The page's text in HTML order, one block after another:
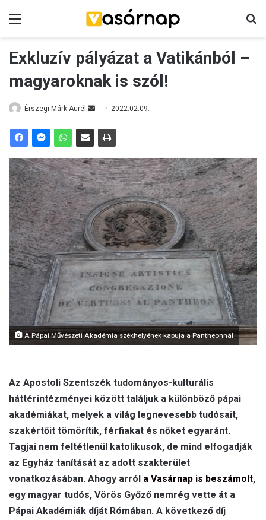
Exkluzív pályázat a Vatikánból –
magyaroknak is szól!
Érszegi Márk Aurél
a
n
e
m
a
l
2022.02.09.
A Pápai Művészeti Akadémia székhelyének kapuja a Pantheonnál
Az Apostoli Szentszék tudományos-kulturális
háttérintézményei között találjuk a különböző pápai
akadémiákat, melyek a világ legnevesebb tudósait,
szakértőit tömörítik, férfiakat és nőket egyaránt.
Tagjai nem feltétlenül katolikusok, de mind elfogadják
az Egyház tanítását az adott szakterület
vonatkozásában. Ahogy arról a Vasárnap is beszámolt,
egy magyar tudós, Vörös Győző nemrég vette át a
Pápai Akadémiák díját Rómában. A következő díj